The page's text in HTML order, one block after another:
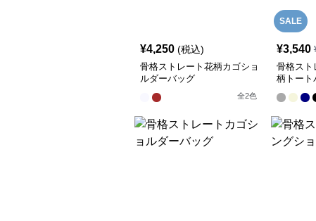
¥4,250 (税込)
骨格ストレート花柄カゴショ
ルダーバッグ
全2色
SALE
¥3,540
骨格スト
柄トート